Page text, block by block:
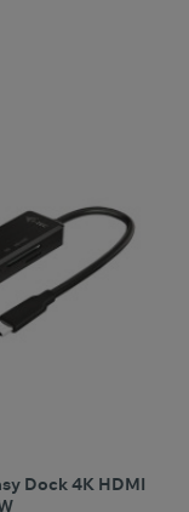
Dock 4K HDMI